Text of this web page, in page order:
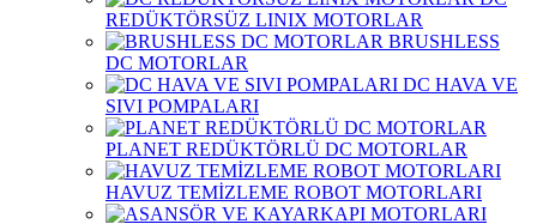
REDÜKTÖRSÜZ LINIX MOTORLAR
BRUSHLESS
DC MOTORLAR
DC HAVA VE
SIVI POMPALARI
PLANET REDÜKTÖRLÜ DC MOTORLAR
HAVUZ TEMİZLEME ROBOT MOTORLARI